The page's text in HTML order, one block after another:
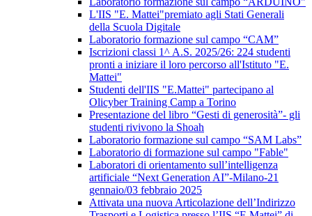
L'IIS "E. Mattei"premiato agli Stati Generali
della Scuola Digitale
Laboratorio formazione sul campo “CAM”
Iscrizioni classi 1^ A.S. 2025/26: 224 studenti
pronti a iniziare il loro percorso all'Istituto "E.
Mattei"
Studenti dell'IIS "E.Mattei" partecipano al
Olicyber Training Camp a Torino
Presentazione del libro “Gesti di generosità”- gli
studenti rivivono la Shoah
Laboratorio formazione sul campo “SAM Labs”
Laboratorio di formazione sul campo "Fable"
Laboratori di orientamento sull’intelligenza
artificiale “Next Generation AI”-Milano-21
gennaio/03 febbraio 2025
Attivata una nuova Articolazione dell’Indirizzo